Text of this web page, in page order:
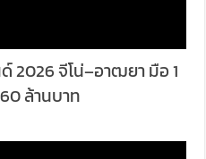
2026 จีโน่–อาฒยา มือ 1
ล้านบาท